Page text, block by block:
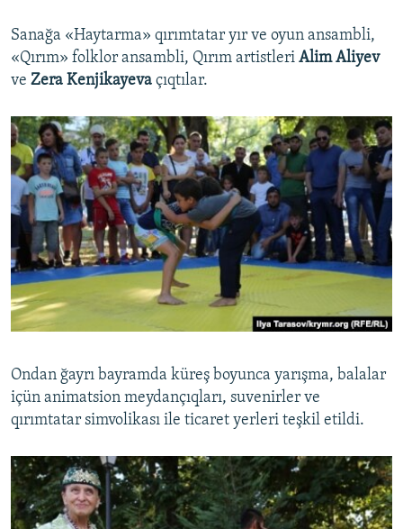
Sanağa «Haytarma» qırımtatar yır ve oyun ansambli,
«Qırım» folklor ansambli, Qırım artistleri Alim Aliyev
ve Zera Kenjikayeva çıqtılar.
Ondan ğayrı bayramda küreş boyunca yarışma, balalar
içün animatsion meydançıqları, suvenirler ve
qırımtatar simvolikası ile ticaret yerleri teşkil etildi.